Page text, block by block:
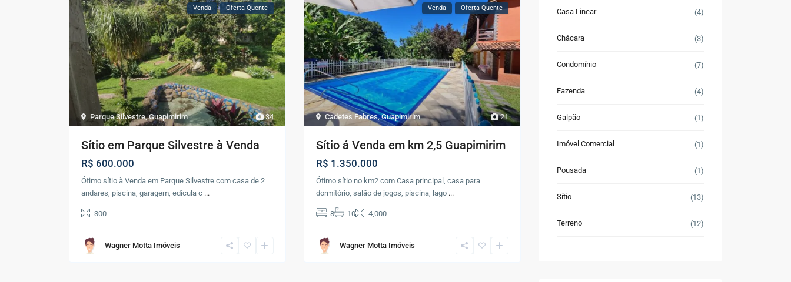
34
Parque Silvestre,Guapimirim
Venda Oferta Quente
Sítio em Parque Silvestre à Venda
R$ 600.000
Ótimo sítio à Venda em Parque Silvestre com casa de 2
andares, piscina, garagem, edícula c ...
300
Wagner Motta Imóveis
21
Cadetes Fabres,Guapimirim
Venda Oferta Quente
Sítio á Venda em km 2,5 Guapimirim
R$ 1.350.000
Ótimo sítio no km2 com Casa principal, casa para
dormitório, salão de jogos, piscina, lago ...
8 10 4,000
Wagner Motta Imóveis
Casa Linear (4)
Chácara (3)
Condomínio (7)
Fazenda (4)
Galpão (1)
Imóvel Comercial (1)
Pousada (1)
Sítio (13)
Terreno (12)